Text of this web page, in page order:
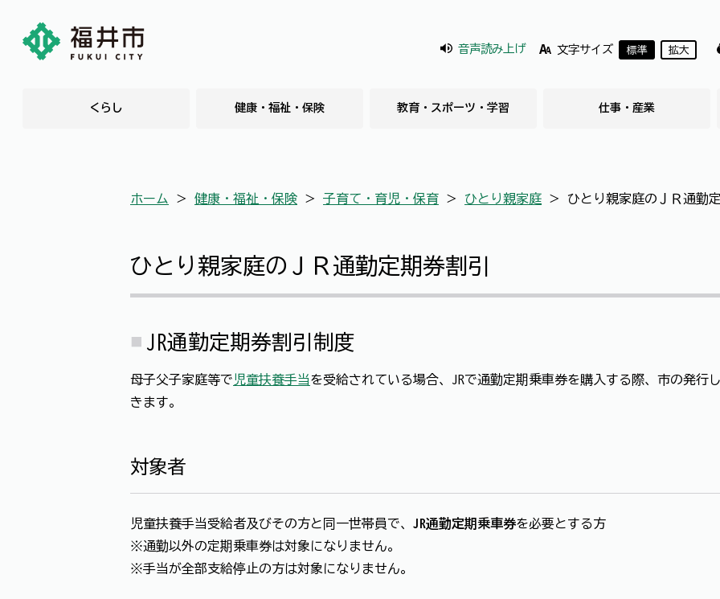
音声読み上げ 文字サイズ 標準 拡大
くらし 健康・福祉・保険 教育・スポーツ・学習 仕事・産業
ホーム ＞ 健康・福祉・保険 ＞ 子育て・育児・保育 ＞ ひとり親家庭 ＞ ひとり親家庭のＪＲ通勤
ひとり親家庭のＪＲ通勤定期券割引
JR通勤定期券割引制度
母子父子家庭等で児童扶養手当を受給されている場合、JRで通勤定期乗車券を購入する際、市の発行
きます。
対象者
児童扶養手当受給者及びその方と同一世帯員で、 JR通勤定期乗車券を必要とする方
※通勤以外の定期乗車券は対象になりません。
※手当が全部支給停止の方は対象になりません。